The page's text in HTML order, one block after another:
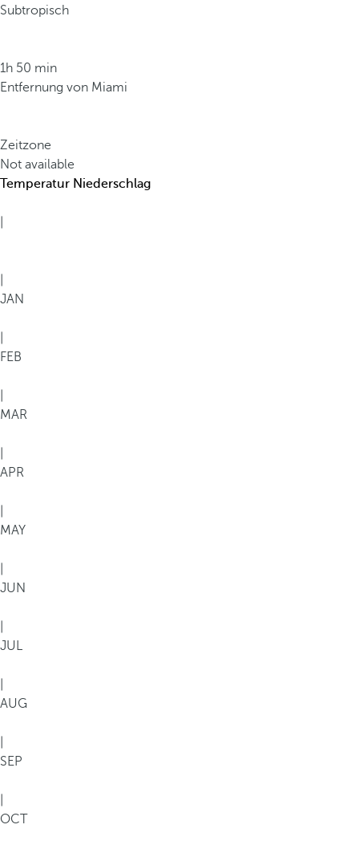
Subtropisch
1h 50 min
Entfernung von Miami
Zeitzone
Not available
Temperatur Niederschlag
JAN
FEB
MAR
APR
MAY
JUN
JUL
AUG
SEP
OCT